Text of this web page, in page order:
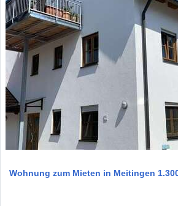
Wohnung zum Mieten in Meitingen